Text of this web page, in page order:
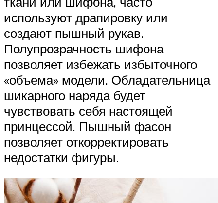
используют драпировку или
создают пышный рукав.
Полупрозрачность шифона
позволяет избежать избыточного
«объема» модели. Обладательница
шикарного наряда будет
чувствовать себя настоящей
принцессой. Пышный фасон
позволяет откорректировать
недостатки фигуры.